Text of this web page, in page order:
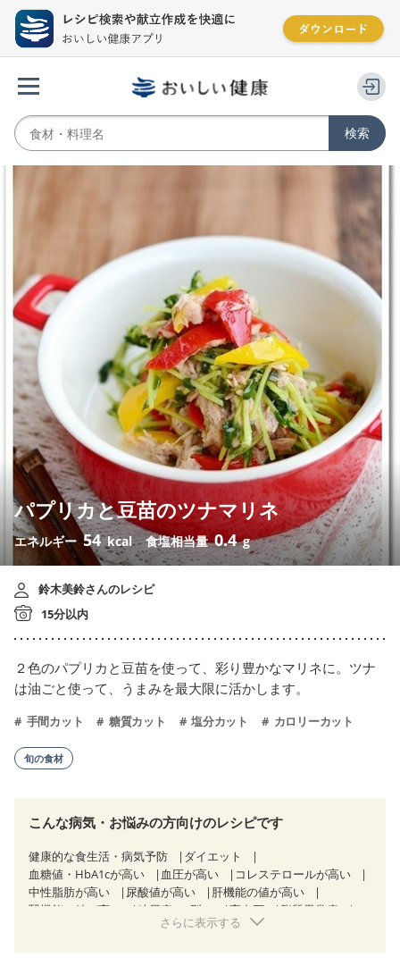
パプリカと豆苗のツナマリネ
エネルギー 54 kcal 食塩相当量0.4 g
鈴木美鈴さんのレシピ
15分以内
２色のパプリカと豆苗を使って、彩り豊かなマリネに。ツナ
は油ごと使って、うまみを最大限に活かします。
手間カット 糖質カット 塩分カット カロリーカット
旬の食材
こんな病気・お悩みの方向けのレシピです
健康的な食生活・病気予防
ダイエット
血糖値・HbA1cが高い
血圧が高い
コレステロールが高い
中性脂肪が高い
尿酸値が高い
肝機能の値が高い
腎機能の値が高い
糖尿病（2型） 高血圧
脂質異常症
狭心症 心筋梗塞
さらに表示する